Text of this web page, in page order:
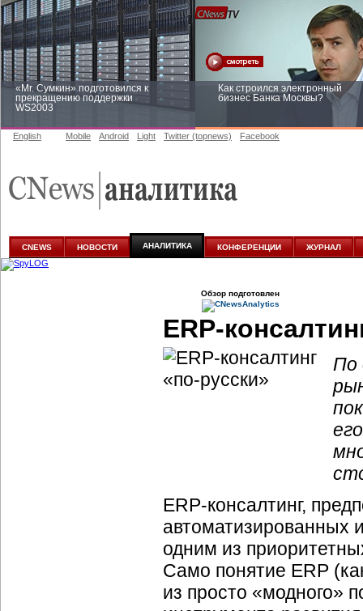
«Mr. Сумкин» подготовился к
прекращению поддержки
WS2003
Как строился электронный
бизнес Банка Москвы?
аналитике
English Mobile Android Light Twitter (topnews) Facebook
CNEWS НОВОСТИ АНАЛИТИКА КОНФЕРЕНЦИИ ЖУРНАЛ
Обзор подготовлен
ERP-
По
ERP-консалтинг,
автоматизированных
одним из
Само понятие ERP
из просто «модного»